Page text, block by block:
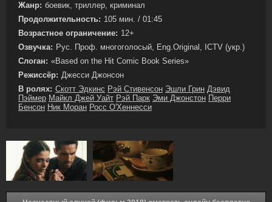
Жанр: боевик, триллер, криминал
Продолжительность: 105 мин. / 01:45
Возрастное ограничение: 12+
Озвучка: Рус. Проф. многоголосый, Eng.Original, ICTV (укр.)
Слоган: «Based on the Hit Comic Book Series»
Режиссёр: Джесси Джонсон
В ролях: Скотт Эдкинс Рэй Стивенсон Эшли Грин Дэвид
Пэймер Майкл Джей Уайт Рэй Парк Эми Джонстон Перри
Бенсон Ник Моран Росс О'Хеннесси